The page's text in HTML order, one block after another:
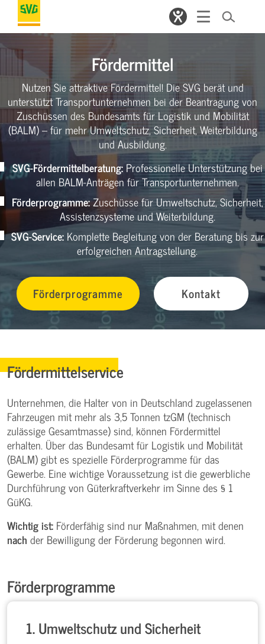
Fördermittel
Nutzen Sie attraktive Fördermittel! Die SVG berät und
unterstützt Transportunternehmen bei der Beantragung von
Zuschüssen des Bundesamts für Logistik und Mobilität
(BALM) – für mehr Umweltschutz, Sicherheit, Weiterbildung
und Ausbildung.
SVG-Fördermittelberatung:Professionelle Unterstützung bei
allen BALM-Anträgen für Transportunternehmen.
Förderprogramme:Zuschüsse für Umweltschutz, Sicherheit,
Assistenzsysteme und Weiterbildung.
SVG-Service:Komplette Begleitung von der Beratung bis zur
erfolgreichen Antragstellung.
Förderprogramme Kontakt
Fördermittelservice
Unternehmen, die Halter von in Deutschland zugelassenen
Fahrzeugen mit mehr als 3,5 Tonnen tzGM (technisch
zulässige Gesamtmasse) sind, können Fördermittel
erhalten. Über das Bundesamt für Logistik und Mobilität
(BALM) gibt es spezielle Förderprogramme für das
Gewerbe. Eine wichtige Voraussetzung ist die gewerbliche
Durchführung von Güterkraftverkehr im Sinne des § 1
GüKG.
Wichtig ist: Förderfähig sind nur Maßnahmen, mit denen
nach der Bewilligung der Förderung begonnen wird.
Förderprogramme
1. Umweltschutz und Sicherheit